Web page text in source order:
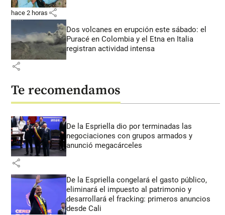
hace 2 horas share
Dos volcanes en erupción este sábado: el
Puracé en Colombia y el Etna en Italia
registran actividad intensa
share
Te recomendamos
De la Espriella dio por terminadas las
negociaciones con grupos armados y
anunció megacárceles
share
De la Espriella congelará el gasto público,
eliminará el impuesto al patrimonio y
desarrollará el fracking: primeros anuncios
desde Cali